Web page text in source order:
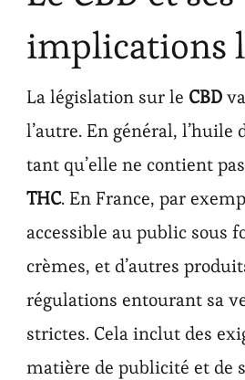
implications
La législation sur le CBD
l’autre. En général, l’huile
tant qu’elle ne contient
THC. En France, par
accessible au public sous
crèmes, et d’autres
régulations entourant sa
strictes. Cela inclut des
matière de publicité et de